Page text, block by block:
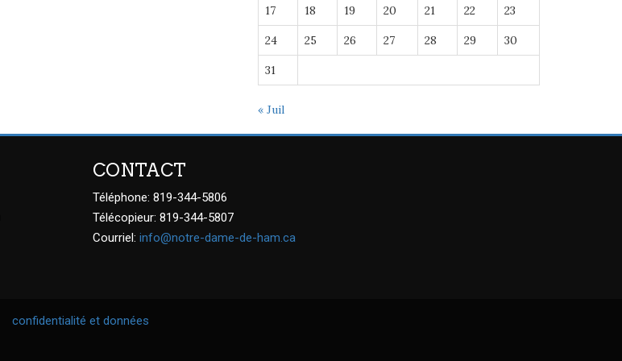
17 18 19 20 21 22 23
24 25 26 27 28 29 30
31
« Juil
CONTACT
Téléphone: 819-344-5806
Télécopieur: 819-344-5807
Courriel: info@notre-dame-de-ham.ca
confidentialité et données